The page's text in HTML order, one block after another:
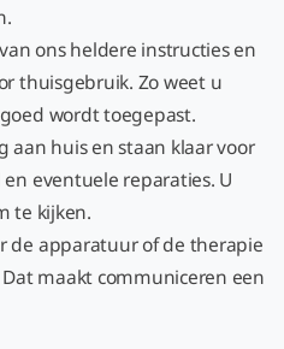
ons heldere instructies en
thuisgebruik. Zo weet u
wordt toegepast.
aan huis en staan klaar voor
eventuele reparaties. U
te kijken.
de apparatuur of de therapie
maakt communiceren een